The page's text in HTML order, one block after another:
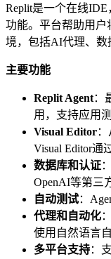
Replit是一个在线
功能。平台帮助用户
境，包括AI代理、数
主要功能
Replit Agent：
用，支持应用
Visual Editor
Visual Editor通
数据库和认证
OpenAI等第三
自动测试：
代理和自动化
使用自然语言
多平台支持：